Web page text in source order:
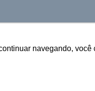
navegando, você